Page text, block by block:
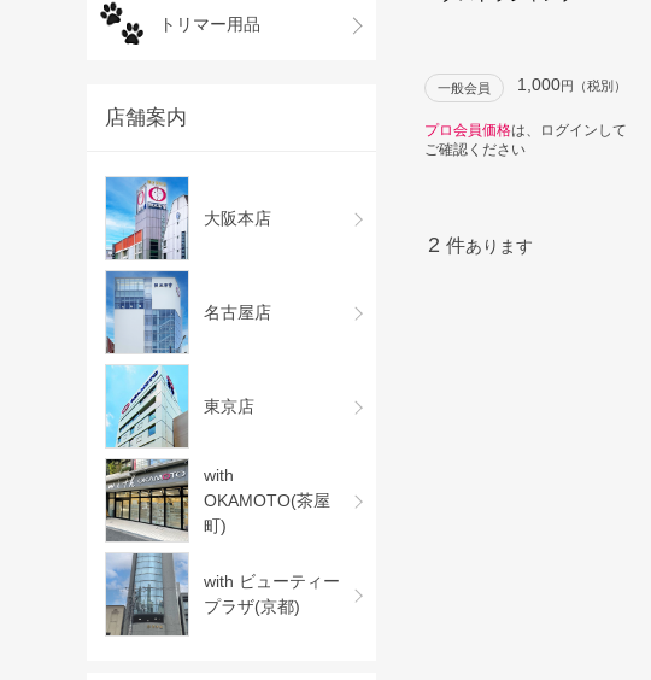
トリマー用品
店舗案内
大阪本店
名古屋店
東京店
with
OKAMOTO(茶屋
町)
with ビューティー
プラザ(京都)
一般会員 1,000円（税別）
プロ会員価格は、ログインして
ご確認ください
2 件あります